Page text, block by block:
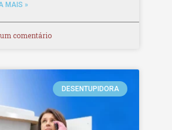
MAIS »
comentário
DESENTUPIDORA